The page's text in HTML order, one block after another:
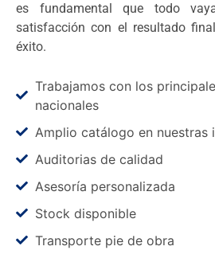
es fundamental que todo
satisfacción con el resultado
éxito.
Trabajamos con los
nacionales
Amplio catálogo en nuestras
Auditorias de calidad
Asesoría personalizada
Stock disponible
Transporte pie de obra